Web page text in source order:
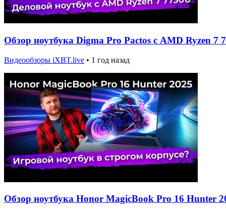
Обзор ноутбука Digma Pro Pactos с AMD Ryzen 7
Видеообзоры iXBT.live • 1 год назад
Обзор ноутбука Honor MagicBook Pro 16 Hunter